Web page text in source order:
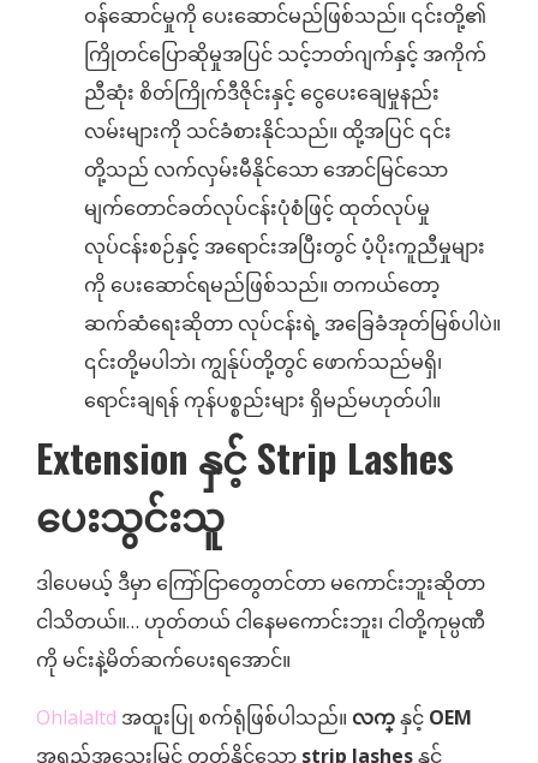
ဝန်ဆောင်မှုကို ပေးဆောင်မည်ဖြစ်သည်။ ၎င်းတို့၏
ကြိုတင်ပြောဆိုမှုအပြင် သင့်ဘတ်ဂျက်နှင့် အကိုက်
ညီဆုံး စိတ်ကြိုက်ဒီဇိုင်းနှင့် ငွေပေးချေမှုနည်း
လမ်းများကို သင်ခံစားနိုင်သည်။ ထို့အပြင် ၎င်း
တို့သည် လက်လှမ်းမီနိုင်သော အောင်မြင်သော
မျက်တောင်ခတ်လုပ်ငန်းပုံစံဖြင့် ထုတ်လုပ်မှု
လုပ်ငန်းစဉ်နှင့် အရောင်းအပြီးတွင် ပံ့ပိုးကူညီမှုများ
ကို ပေးဆောင်ရမည်ဖြစ်သည်။ တကယ်တော့
ဆက်ဆံရေးဆိုတာ လုပ်ငန်းရဲ့ အခြေခံအုတ်မြစ်ပါပဲ။
၎င်းတို့မပါဘဲ၊ ကျွန်ုပ်တို့တွင် ဖောက်သည်မရှိ၊
ရောင်းချရန် ကုန်ပစ္စည်းများ ရှိမည်မဟုတ်ပါ။
Extension နှင့် Strip Lashes
ပေးသွင်းသူ
ဒါပေမယ့် ဒီမှာ ကြော်ငြာတွေတင်တာ မကောင်းဘူးဆိုတာ
ငါသိတယ်။… ဟုတ်တယ် ငါနေမကောင်းဘူး၊ ငါတို့ကုမ္ပဏီ
ကို မင်းနဲ့မိတ်ဆက်ပေးရအောင်။
Ohlalaltd အထူးပြု စက်ရုံဖြစ်ပါသည်။ လက္နှင့် OEM
အရည်အသွေးမြင့် တတ်နိုင်သော strip lashesနှင့်